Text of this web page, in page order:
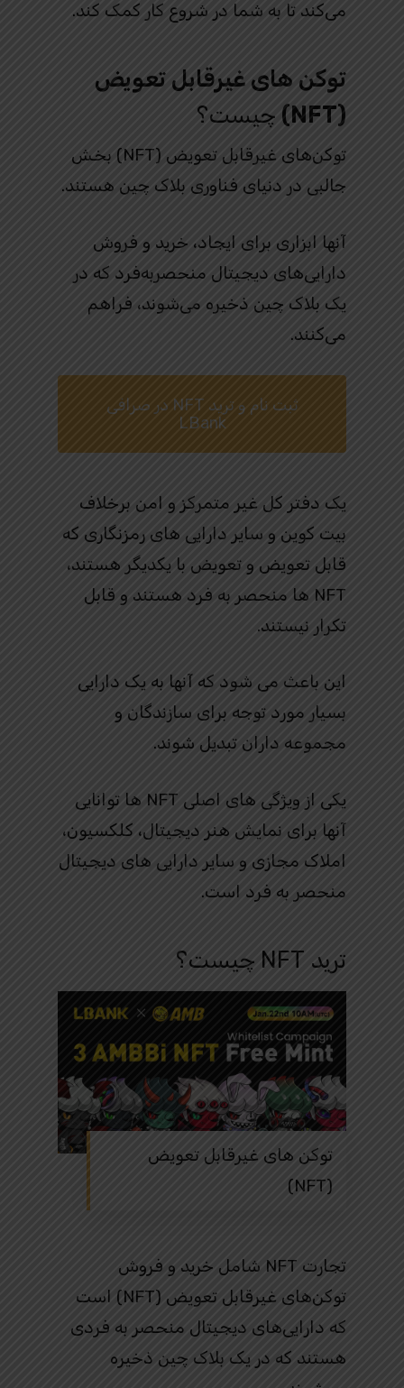
می‌کند تا به شما در شروع کار کمک کند.
توکن‌ های غیرقابل تعویض
(NFT)
چیست؟
توکن‌های غیرقابل تعویض (NFT) بخش
جالبی در دنیای فناوری بلاک چین هستند.
آنها ابزاری برای ایجاد، خرید و فروش
دارایی‌های دیجیتال منحصربه‌فرد که در
یک بلاک چین ذخیره می‌شوند، فراهم
می‌کنند.
ثبت نام و ترید NFT در صرافی
LBank
یک دفتر کل غیر متمرکز و امن برخلاف
بیت کوین و سایر دارایی های رمزنگاری که
قابل تعویض و تعویض با یکدیگر هستند،
NFT ها منحصر به فرد هستند و قابل
تکرار نیستند.
این باعث می شود که آنها به یک دارایی
بسیار مورد توجه برای سازندگان و
مجموعه داران تبدیل شوند.
یکی از ویژگی های اصلی NFT ها توانایی
آنها برای نمایش هنر دیجیتال، کلکسیون،
املاک مجازی و سایر دارایی های دیجیتال
منحصر به فرد است.
ترید NFT چیست؟
توکن‌ های غیرقابل تعویض
(NFT)
تجارت NFT شامل خرید و فروش
توکن‌های غیرقابل تعویض (NFT) است
که دارایی‌های دیجیتال منحصر به‌ فردی
هستند که در یک بلاک چین ذخیره